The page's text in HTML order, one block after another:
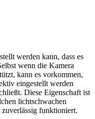
werden kann, dass es
wenn die Kamera
kann es vorkommen,
eingestellt werden
Diese Eigenschaft ist
lichtschwachen
zuverlässig funktioniert.